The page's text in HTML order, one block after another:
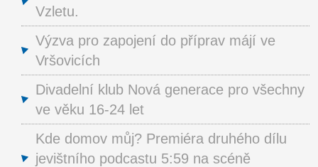
Vzletu.
Výzva pro zapojení do příprav májí ve
Vršovicích
Divadelní klub Nová generace pro všechny
ve věku 16-24 let
Kde domov můj? Premiéra druhého dílu
jevištního podcastu 5:59 na scéně